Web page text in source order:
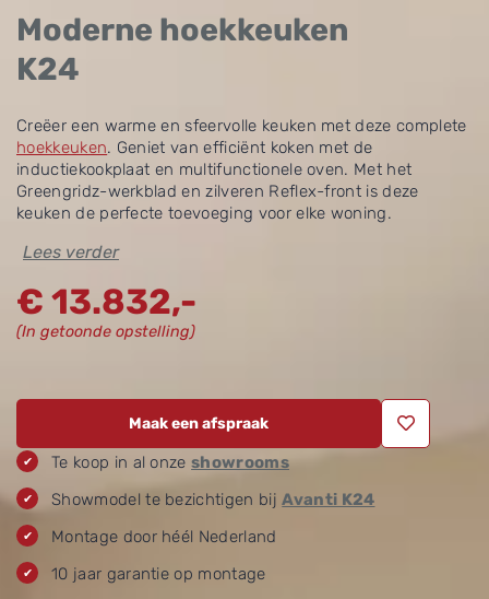
Moderne hoekkeuken
K24
Creëer een warme en sfeervolle keuken met deze complete
hoekkeuken. Geniet van efficiënt koken met de
inductiekookplaat en multifunctionele oven. Met het
Greengridz-werkblad en zilveren Reflex-front is deze
keuken de perfecte toevoeging voor elke woning.
Lees verder
€ 13.832,-
(In getoonde opstelling)
Maak een afspraak
Te koop in al onze showrooms
Showmodel te bezichtigen bijAvanti K24
Montage door héél Nederland
10 jaar garantie op montage